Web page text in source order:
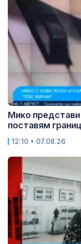
Мико
поставям
12:10 • 07.08.26